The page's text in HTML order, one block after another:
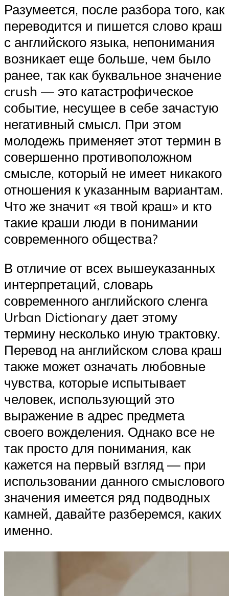
Разумеется, после разбора того, как
переводится и пишется слово краш
с английского языка, непонимания
возникает еще больше, чем было
ранее, так как буквальное значение
crush — это катастрофическое
событие, несущее в себе зачастую
негативный смысл. При этом
молодежь применяет этот термин в
совершенно противоположном
смысле, который не имеет никакого
отношения к указанным вариантам.
Что же значит «я твой краш» и кто
такие краши люди в понимании
современного общества?
В отличие от всех вышеуказанных
интерпретаций, словарь
современного английского сленга
Urban Dictionary дает этому
термину несколько иную трактовку.
Перевод на английском слова краш
также может означать любовные
чувства, которые испытывает
человек, использующий это
выражение в адрес предмета
своего вожделения. Однако все не
так просто для понимания, как
кажется на первый взгляд — при
использовании данного смыслового
значения имеется ряд подводных
камней, давайте разберемся, каких
именно.